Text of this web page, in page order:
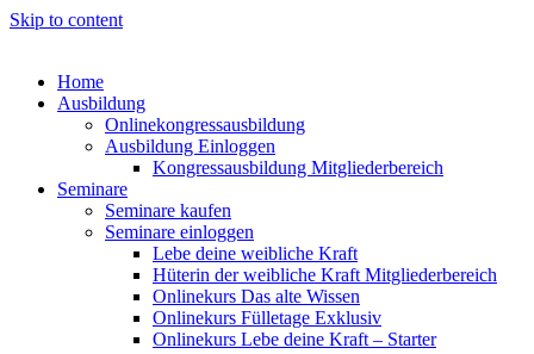
Skip to content
Home
Ausbildung
Onlinekongressausbildung
Ausbildung Einloggen
Kongressausbildung Mitgliederbereich
Seminare
Seminare kaufen
Seminare einloggen
Lebe deine weibliche Kraft
Hüterin der weibliche Kraft Mitgliederbereich
Onlinekurs Das alte Wissen
Onlinekurs Fülletage Exklusiv
Onlinekurs Lebe deine Kraft – Starter